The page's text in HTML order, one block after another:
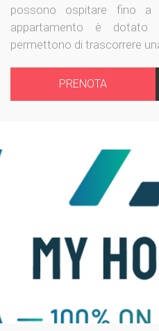
possono ospitare fino a
appartamento è
permettono di trascorrere
PRENOTA